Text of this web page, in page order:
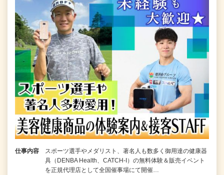
仕事内容
スポーツ選手やメダリスト、著名人も数多く御用達の健康器
具（DENBA Health、CATCH-I）の無料体験＆販売イベント
を正規代理店として全国催事場にて開催…